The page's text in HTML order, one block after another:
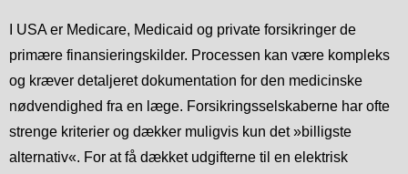
I USA er Medicare, Medicaid og private forsikringer de
primære finansieringskilder. Processen kan være kompleks
og kræver detaljeret dokumentation for den medicinske
nødvendighed fra en læge. Forsikringsselskaberne har ofte
strenge kriterier og dækker muligvis kun det »billigste
alternativ«. For at få dækket udgifterne til en elektrisk